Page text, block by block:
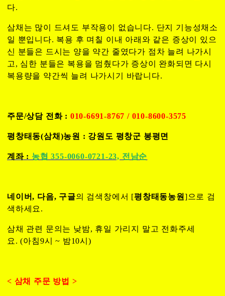
다.
삼채는 많이 드셔도 부작용이 없습니다. 단지 기능성채소
일 뿐입니다. 복용 후 며칠 이내 아래와 같은 증상이 있으
신 분들은 드시는 양을 약간 줄였다가 점차 늘려 나가시
고, 심한 분들은 복용을 멈췄다가 증상이 완화되면 다시
복용량을 약간씩 늘려 나가시기 바랍니다.
주문/상담 전화 : 010-6691-8767 / 010-8600-3575
평창태동(삼채)농원 : 강원도 평창군 봉평면
계좌 : 농협 355-0060-0721-23, 전남순
네이버, 다음, 구글의 검색창에서 [평창태동농원 ]으로 검
색하세요.
삼채 관련 문의는 낮밤, 휴일 가리지 말고 전화주세
요. (아침9시 ~ 밤10시)
< 삼채 주문 방법 >